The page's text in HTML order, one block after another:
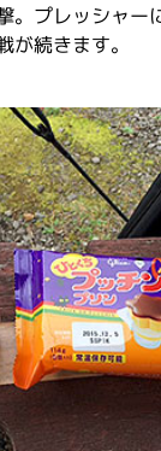
。プレッシャー
が続きます。